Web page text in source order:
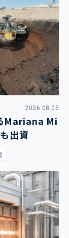
2026.08.05
Mariana Mi
出資